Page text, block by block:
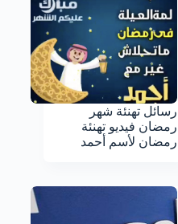
رسائل تهنئة شهر
رمضان فيديو تهنئة
رمضان لأسم أحمد